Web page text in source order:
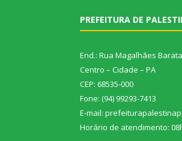
PREFEITURA DE
End.: Rua Magalhães
Centro – Cidade – PA
CEP: 68535-000
Fone: (94) 99293-7413
E-mail:
Horário de atendimento: